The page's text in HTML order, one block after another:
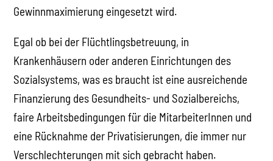
Gewinnmaximierung eingesetzt wird.
Egal ob bei der Flüchtlingsbetreuung, in
Krankenhäusern oder anderen Einrichtungen des
Sozialsystems, was es braucht ist eine ausreichende
Finanzierung des Gesundheits- und Sozialbereichs,
faire Arbeitsbedingungen für die MitarbeiterInnen und
eine Rücknahme der Privatisierungen, die immer nur
Verschlechterungen mit sich gebracht haben.